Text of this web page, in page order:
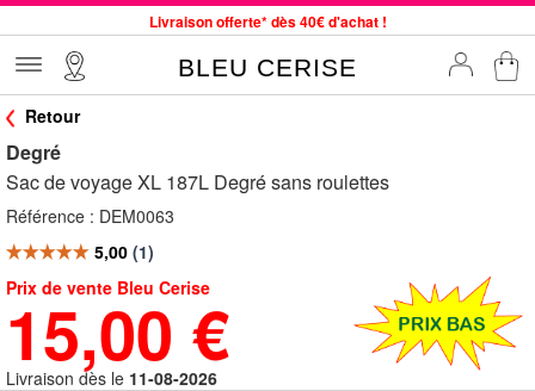
Livraison offerte* dès 40€ d'achat !
Commande avant 12h expédiée le jour même, du lundi au vendredi
Jusqu'à -75% sur le site du 29/07 au 27/08
Samsonite, Delsey, American Tourister, Little Marcel à Prix Bas
BLEU CERISE
Retour
Degré
Sac de voyage XL 187L Degré sans roulettes
Référence : DEM0063
Prix de vente Bleu Cerise
15,00 €
Livraison dès le 11-08-2026